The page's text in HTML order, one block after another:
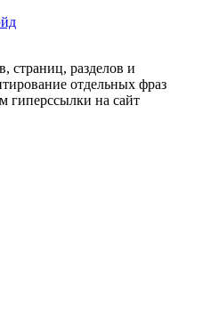
страниц, разделов и
отдельных фраз
гиперссылки на сайт